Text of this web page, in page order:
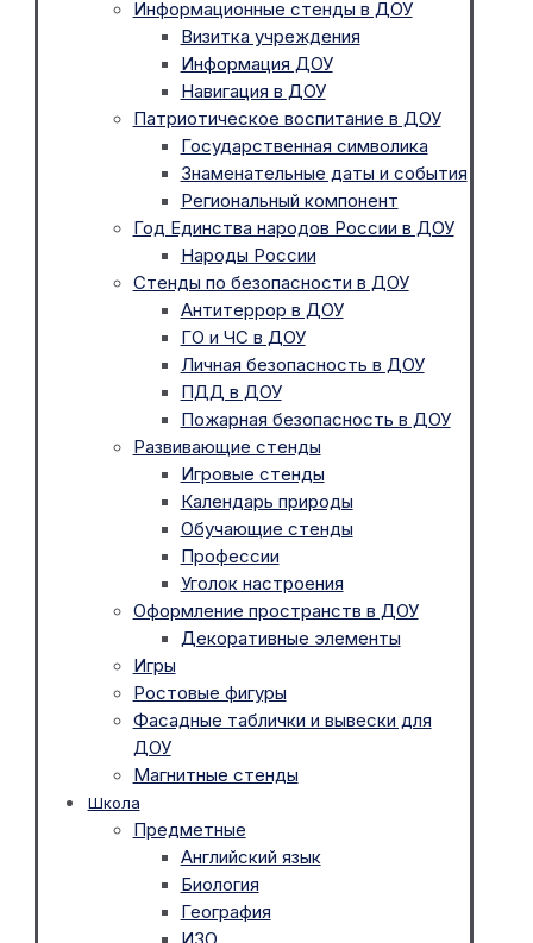
Информационные стенды в ДОУ
Визитка учреждения
Информация ДОУ
Навигация в ДОУ
Патриотическое воспитание в ДОУ
Государственная символика
Знаменательные даты и события
Региональный компонент
Год Единства народов России в ДОУ
Народы России
Стенды по безопасности в ДОУ
Антитеррор в ДОУ
ГО и ЧС в ДОУ
Личная безопасность в ДОУ
ПДД в ДОУ
Пожарная безопасность в ДОУ
Развивающие стенды
Игровые стенды
Календарь природы
Обучающие стенды
Профессии
Уголок настроения
Оформление пространств в ДОУ
Декоративные элементы
Игры
Ростовые фигуры
Фасадные таблички и вывески для
ДОУ
Магнитные стенды
Школа
Предметные
Английский язык
Биология
География